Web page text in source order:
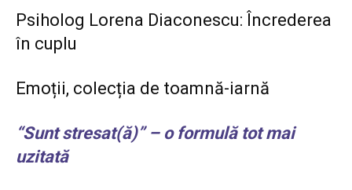
Psiholog Lorena Diaconescu: Încrederea
în cuplu
Emoții, colecția de toamnă-iarnă
“Sunt stresat(ă)” – o formulă tot mai
uzitată